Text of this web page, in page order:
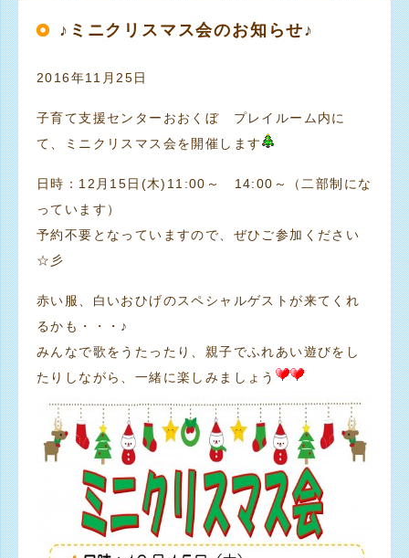
♪ミニクリスマス会のお知らせ♪
2016年11月25日
子育て支援センターおおくぼ プレイルーム内に
て、ミニクリスマス会を開催します
日時：12月15日(木)11:00～ 14:00～（二部制にな
っています）
予約不要となっていますので、ぜひご参加ください
☆彡
赤い服、白いおひげのスペシャルゲストが来てくれ
るかも・・・♪
みんなで歌をうたったり、親子でふれあい遊びをし
たりしながら、一緒に楽しみましょう